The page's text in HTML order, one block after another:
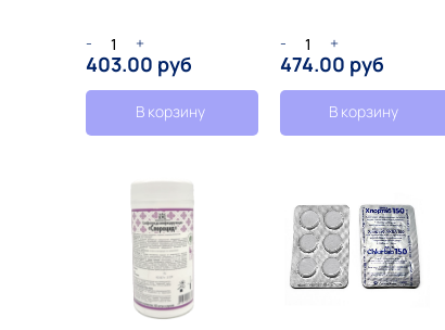
- +
403.00 руб
В корзину
- +
474.00 руб
В корзину